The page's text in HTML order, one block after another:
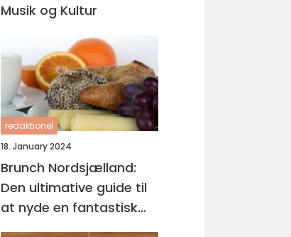
Musik og Kultur
redaktionel
18. January 2024
Brunch Nordsjælland:
Den ultimative guide til
at nyde en fantastisk
morgenmad